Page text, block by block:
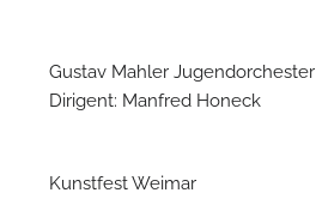
Gustav Mahler Jugendorchester
Dirigent: Manfred Honeck
Kunstfest Weimar